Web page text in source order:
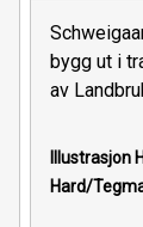
bygg ut i
av
Illustrasjon
Hard/